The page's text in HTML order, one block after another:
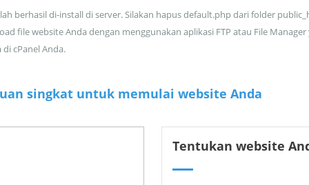
berhasil di-install di server. Silakan hapus default.php dari folder
file website Anda dengan menggunakan aplikasi FTP atau File Manager
di cPanel Anda.
singkat untuk memulai website Anda
Tentukan website